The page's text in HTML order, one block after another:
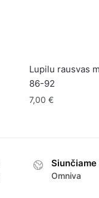
Lupilu rausvas
86-92
7,00 €
Omniva